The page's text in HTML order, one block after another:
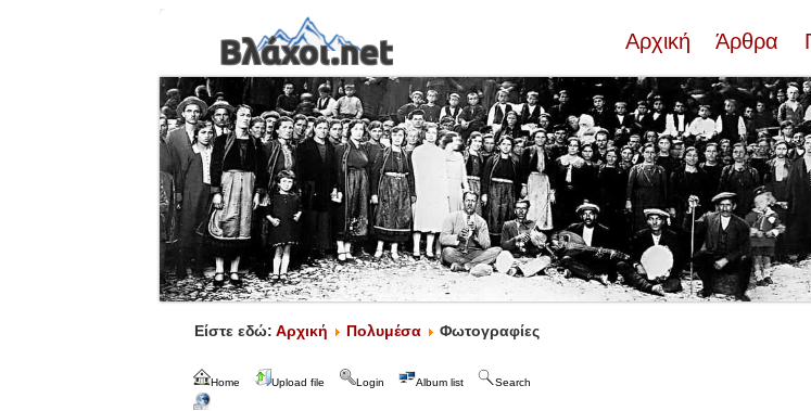
Αρχική Άρθρα
Είστε εδώ: Αρχική Πολυμέσα Φωτογραφίες
Home Upload file Login Album list Search